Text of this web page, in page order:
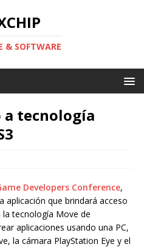
& SOFTWARE
a tecnología
Developers Conference,
aplicación que brindará acceso
tecnología Move de
aplicaciones usando una PC,
la cámara PlayStation Eye y el